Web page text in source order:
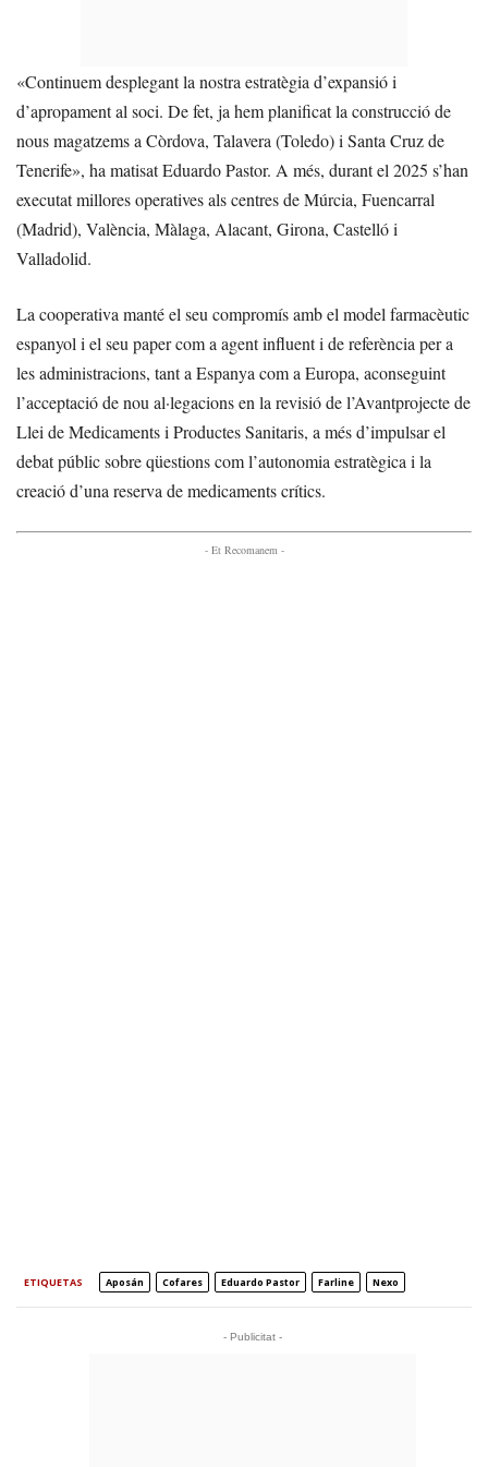
«Continuem desplegant la nostra estratègia d’expansió i
d’apropament al soci. De fet, ja hem planificat la construcció de
nous magatzems a Còrdova, Talavera (Toledo) i Santa Cruz de
Tenerife», ha matisat Eduardo Pastor. A més, durant el 2025 s’han
executat millores operatives als centres de Múrcia, Fuencarral
(Madrid), València, Màlaga, Alacant, Girona, Castelló i
Valladolid.
La cooperativa manté el seu compromís amb el model farmacèutic
espanyol i el seu paper com a agent influent i de referència per a
les administracions, tant a Espanya com a Europa, aconseguint
l’acceptació de nou al·legacions en la revisió de l’Avantprojecte de
Llei de Medicaments i Productes Sanitaris, a més d’impulsar el
debat públic sobre qüestions com l’autonomia estratègica i la
creació d’una reserva de medicaments crítics.
- Et Recomanem -
ETIQUETAS Aposán Cofares Eduardo Pastor Farline Nexo
- Publicitat -